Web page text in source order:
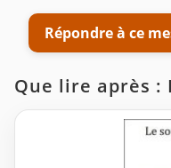
Répondre à ce
Que lire après :